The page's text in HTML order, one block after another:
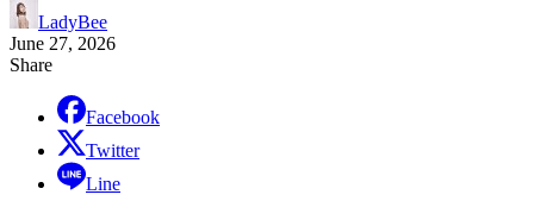
LadyBee
June 27, 2026
Share
Facebook
Twitter
Line